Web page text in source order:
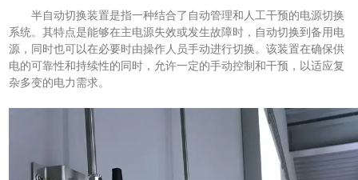
半自动切换装置是指一种结合了自动管理和人工干预的电源切换
系统。其特点是能够在主电源失效或发生故障时，自动切换到备用电
源，同时也可以在必要时由操作人员手动进行切换。该装置在确保供
电的可靠性和持续性的同时，允许一定的手动控制和干预，以适应复
杂多变的电力需求。